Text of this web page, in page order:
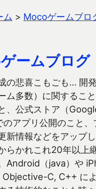
ム > Mocoゲームブロ
ームブログ
の悲喜こもごも… 開
ム多数）に関するこ
、公式ストア（
アプリ公開のこと、
新情報などをアップ
らかれこれ20年以上
Android（java）や
Objective-C, C++ に